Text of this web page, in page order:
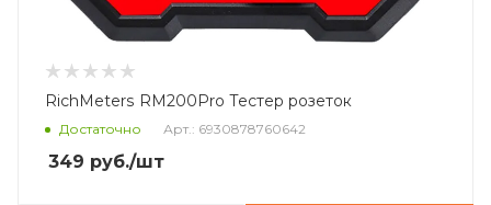
RichMeters RM200Pro Тестер розеток
Достаточно Арт.: 6930878760642
349 руб./шт